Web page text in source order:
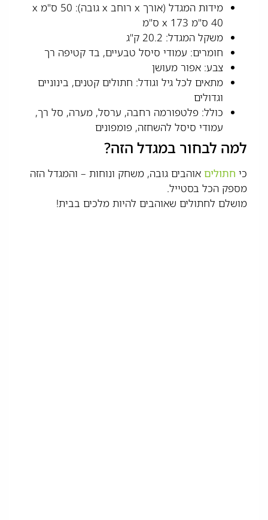
מידות המגדל (אורך x רוחב x גובה): 50 ס"מ x
40 ס"מ x 173 ס"מ
משקל המגדל: 20.2 ק"ג
חומרים: עמודי סיסל טבעיים, בד קטיפה רך
צבע: אפור מעושן
מתאים לכל גיל וגודל: חתולים קטנים, בינוניים
וגדולים
כולל: פלטפורמה רחבה, ערסל, מערה, סל רך,
עמודי סיסל להשחזה, פומפונים
למה לבחור במגדל הזה?
כי חתולים אוהבים גובה, משחק ונוחות – והמגדל הזה
מספק הכל בסטייל.
מושלם לחתולים שאוהבים להיות מלכים בבית!